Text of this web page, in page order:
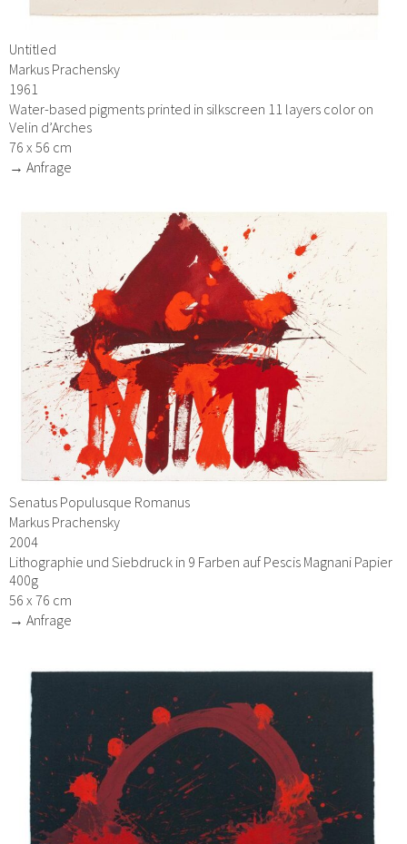
Untitled
Markus Prachensky
1961
Water-based pigments printed in silkscreen 11 layers color on
Velin d’Arches
76 x 56 cm
→ Anfrage
Senatus Populusque Romanus
Markus Prachensky
2004
Lithographie und Siebdruck in 9 Farben auf Pescis Magnani Papier
400g
56 x 76 cm
→ Anfrage